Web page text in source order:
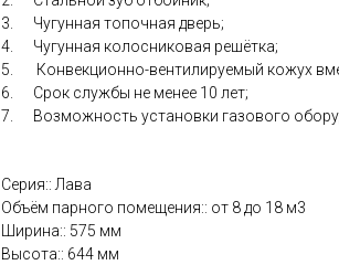
3. Чугунная топочная дверь;
4. Чугунная колосниковая решётка;
5. Конвекционно-вентилируемый кожух
6. Срок службы не менее 10 лет;
7. Возможность установки газового
Серия:: Лава
Объём парного помещения:: от 8 до 18 м3
Ширина:: 575 мм
Высота:: 644 мм